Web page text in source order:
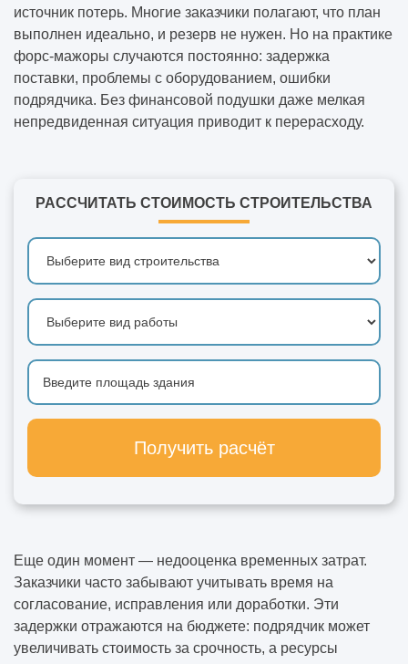
источник потерь. Многие заказчики полагают, что план
выполнен идеально, и резерв не нужен. Но на практике
форс-мажоры случаются постоянно: задержка
поставки, проблемы с оборудованием, ошибки
подрядчика. Без финансовой подушки даже мелкая
непредвиденная ситуация приводит к перерасходу.
РАССЧИТАТЬ СТОИМОСТЬ СТРОИТЕЛЬСТВА
Получить расчёт
Еще один момент — недооценка временных затрат.
Заказчики часто забывают учитывать время на
согласование, исправления или доработки. Эти
задержки отражаются на бюджете: подрядчик может
увеличивать стоимость за срочность, а ресурсы